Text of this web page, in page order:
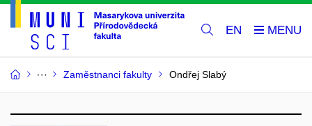
EN
Zaměstnanci fakulty Ondřej Slabý